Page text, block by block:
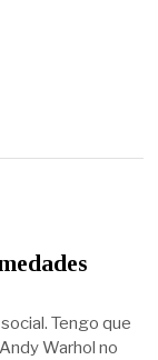
Tengo que
Warhol no